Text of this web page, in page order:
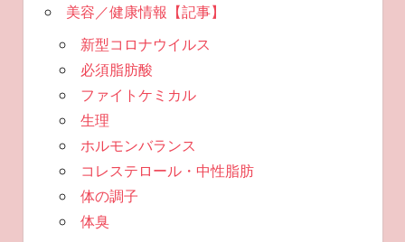
美容／健康情報【記事】
新型コロナウイルス
必須脂肪酸
ファイトケミカル
生理
ホルモンバランス
コレステロール・中性脂肪
体の調子
体臭